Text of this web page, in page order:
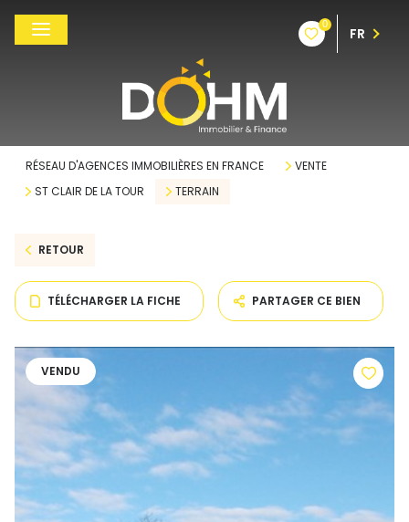
0
FR
RÉSEAU D'AGENCES IMMOBILIÈRES EN FRANCE
VENTE
ST CLAIR DE LA TOUR
TERRAIN
RETOUR
TÉLÉCHARGER LA FICHE PARTAGER CE BIEN
VENDU